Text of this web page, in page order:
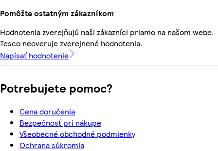
Pomôžte ostatným zákazníkom
Hodnotenia zverejňujú naši zákazníci priamo na našom webe.
Tesco neoveruje zverejnené hodnotenia.
Napísať hodnotenie
Potrebujete pomoc?
Cena doručenia
Bezpečnosť pri nákupe
Všeobecné obchodné podmienky
Ochrana súkromia